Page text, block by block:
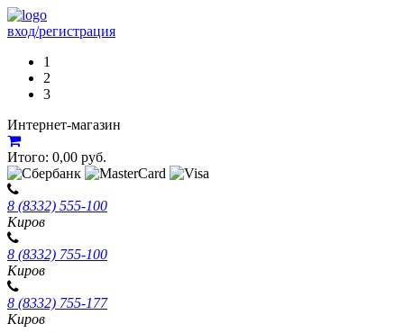
вход/регистрация
1
2
3
Интернет-магазин
Итого: 0,00 руб.
8 (8332) 555-100
Киров
8 (8332) 755-100
Киров
8 (8332) 755-177
Киров